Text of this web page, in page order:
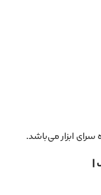
ابزار می‌باشد.
|